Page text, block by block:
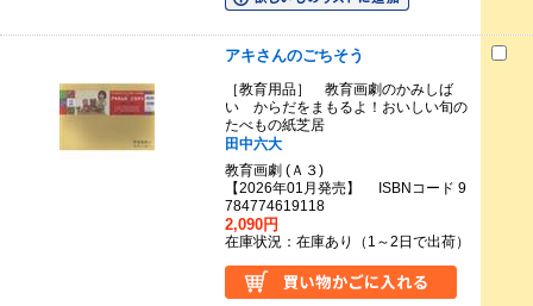
アキさんのごちそう
［教育用品］ 教育画劇のかみしば
い からだをまもるよ！おいしい旬の
たべもの紙芝居
田中六大
教育画劇 (Ａ３)
【2026年01月発売】 ISBNコード 9
784774619118
2,090円
在庫状況：在庫あり（1～2日で出荷）